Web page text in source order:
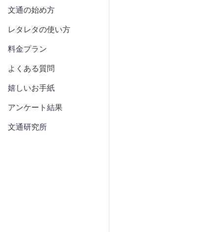
文通の始め方
レタレタの使い方
料金プラン
よくある質問
嬉しいお手紙
アンケート結果
文通研究所